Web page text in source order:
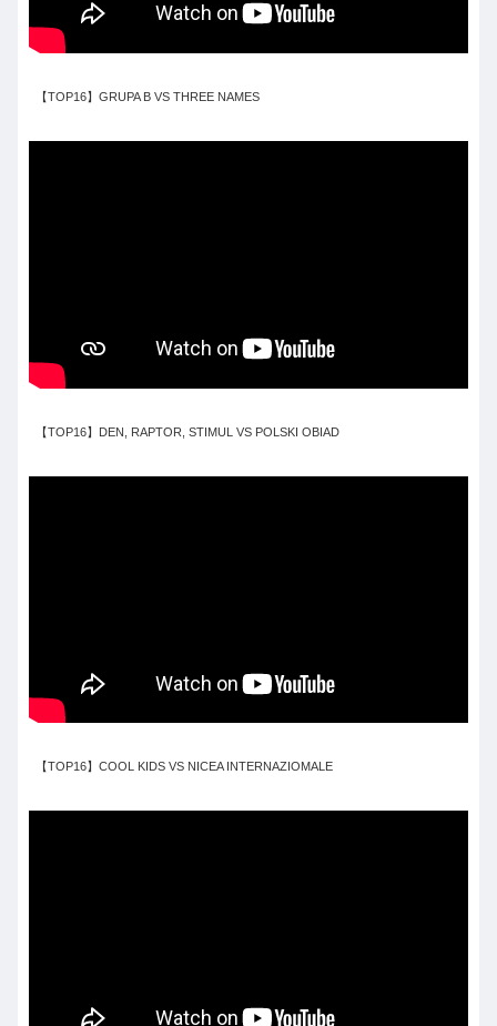
【TOP16】GRUPA B VS THREE NAMES
【TOP16】DEN, RAPTOR, STIMUL VS POLSKI OBIAD
【TOP16】COOL KIDS VS NICEA INTERNAZIOMALE